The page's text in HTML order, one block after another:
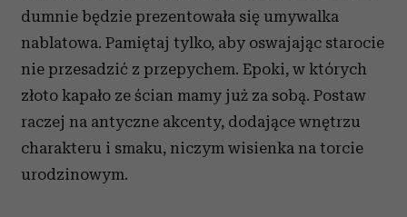
dumnie będzie prezentowała się umywalka
nablatowa. Pamiętaj tylko, aby oswajając starocie
nie przesadzić z przepychem. Epoki, w których
złoto kapało ze ścian mamy już za sobą. Postaw
raczej na antyczne akcenty, dodające wnętrzu
charakteru i smaku, niczym wisienka na torcie
urodzinowym.